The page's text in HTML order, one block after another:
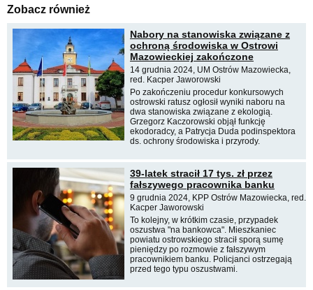
Zobacz również
Nabory na stanowiska związane z
ochroną środowiska w Ostrowi
Mazowieckiej zakończone
14 grudnia 2024, UM Ostrów Mazowiecka,
red. Kacper Jaworowski
Po zakończeniu procedur konkursowych
ostrowski ratusz ogłosił wyniki naboru na
dwa stanowiska związane z ekologią.
Grzegorz Kaczorowski objął funkcję
ekodoradcy, a Patrycja Duda podinspektora
ds. ochrony środowiska i przyrody.
39-latek stracił 17 tys. zł przez
fałszywego pracownika banku
9 grudnia 2024, KPP Ostrów Mazowiecka, red.
Kacper Jaworowski
To kolejny, w krótkim czasie, przypadek
oszustwa "na bankowca". Mieszkaniec
powiatu ostrowskiego stracił sporą sumę
pieniędzy po rozmowie z fałszywym
pracownikiem banku. Policjanci ostrzegają
przed tego typu oszustwami.